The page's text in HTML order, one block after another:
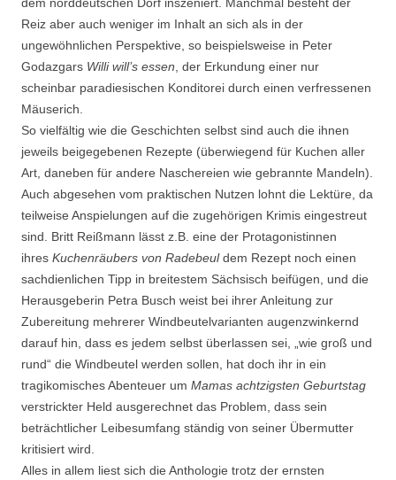
Reiz aber auch weniger im Inhalt an sich als in der
ungewöhnlichen Perspektive, so beispielsweise in Peter
Godazgars Willi will’s essen , der Erkundung einer nur
scheinbar paradiesischen Konditorei durch einen verfressenen
Mäuserich.
So vielfältig wie die Geschichten selbst sind auch die ihnen
jeweils beigegebenen Rezepte (überwiegend für Kuchen aller
Art, daneben für andere Naschereien wie gebrannte Mandeln).
Auch abgesehen vom praktischen Nutzen lohnt die Lektüre, da
teilweise Anspielungen auf die zugehörigen Krimis eingestreut
sind. Britt Reißmann lässt z.B. eine der Protagonistinnen
ihres Kuchenräubers von Radebeuldem Rezept noch einen
sachdienlichen Tipp in breitestem Sächsisch beifügen, und die
Herausgeberin Petra Busch weist bei ihrer Anleitung zur
Zubereitung mehrerer Windbeutelvarianten augenzwinkernd
darauf hin, dass es jedem selbst überlassen sei, „wie groß und
rund“ die Windbeutel werden sollen, hat doch ihr in ein
tragikomisches Abenteuer um Mamas achtzigsten Geburtstag
verstrickter Held ausgerechnet das Problem, dass sein
beträchtlicher Leibesumfang ständig von seiner Übermutter
kritisiert wird.
Alles in allem liest sich die Anthologie trotz der ernsten